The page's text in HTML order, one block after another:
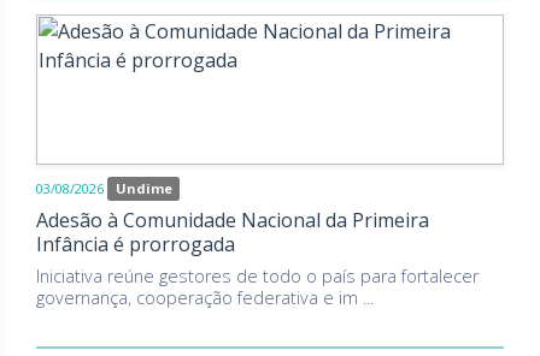
03/08/2026 Undime
Adesão à Comunidade Nacional da Primeira
Infância é prorrogada
Iniciativa reúne gestores de todo o país para fortalecer
governança, cooperação federativa e im ...